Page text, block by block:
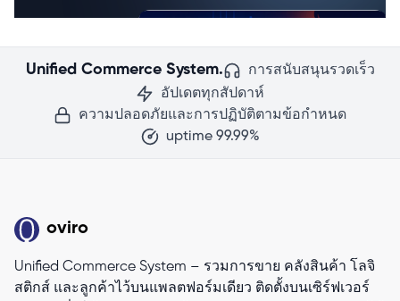
Unified Commerce System.
การสนับสนุนรวดเร็ว
อัปเดตทุกสัปดาห์
ความปลอดภัยและการปฏิบัติตามข้อกำหนด
uptime 99.99%
oviro
Unified Commerce System – รวมการขาย คลังสินค้า โลจิ
สติกส์ และลูกค้าไว้บนแพลตฟอร์มเดียว ติดตั้งบนเซิร์ฟเวอร์